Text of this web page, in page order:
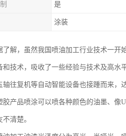
是
涂装
了解，虽然我国喷油加工行业技术一开
和技术，吸收了一些经验与技术及高水
轴往复机等自动智能设备也接踵而来，
胶产品喷涂可以喷各种颜色的油墨、像
不清楚。